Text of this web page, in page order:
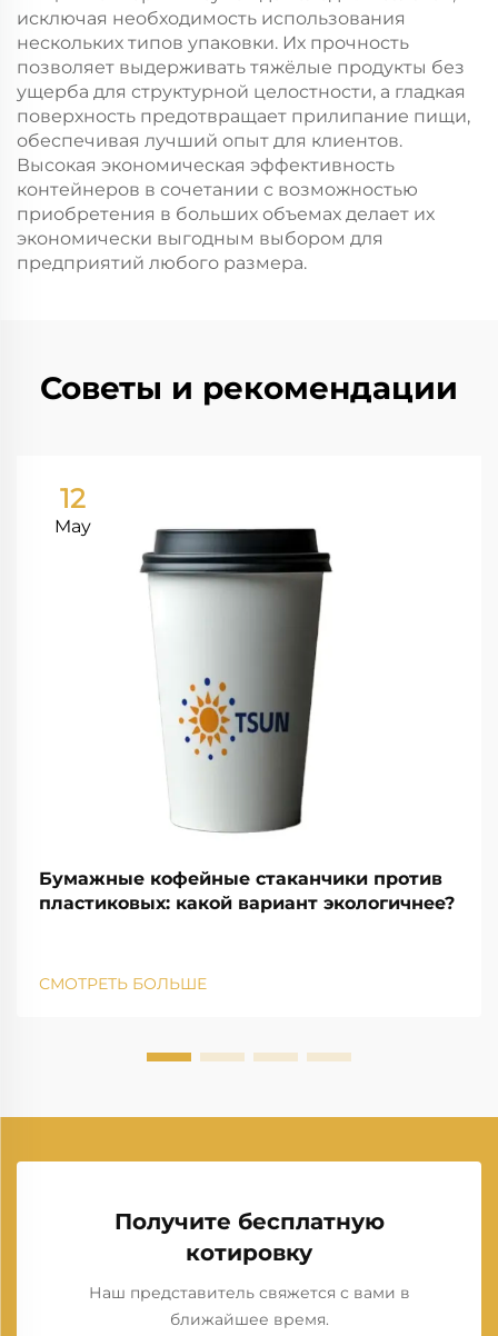
исключая необходимость использования
нескольких типов упаковки. Их прочность
позволяет выдерживать тяжёлые продукты без
ущерба для структурной целостности, а гладкая
поверхность предотвращает прилипание пищи,
обеспечивая лучший опыт для клиентов.
Высокая экономическая эффективность
контейнеров в сочетании с возможностью
приобретения в больших объемах делает их
экономически выгодным выбором для
предприятий любого размера.
Советы и рекомендации
12
May
Бумажные кофейные стаканчики против
пластиковых: какой вариант экологичнее?
СМОТРЕТЬ БОЛЬШЕ
Получите бесплатную
котировку
Наш представитель свяжется с вами в
ближайшее время.